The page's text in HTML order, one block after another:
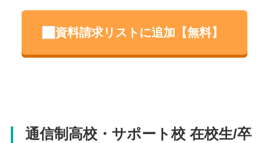
0467-46-1338
電話番号
神奈川県横浜市青葉区しらとり台2-32
資料請求リストに追加【無料】
通信制高校・サポート校 在校生/卒